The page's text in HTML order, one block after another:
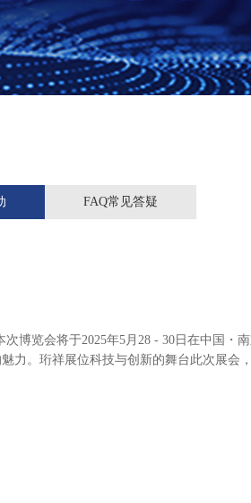
FAQ常见答疑
博览会将于2025年5月28 - 30日在中国・
力。珩祥展位科技与创新的舞台此次展会